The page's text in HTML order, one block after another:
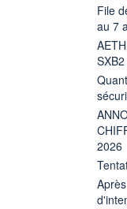
File
au 7
2026